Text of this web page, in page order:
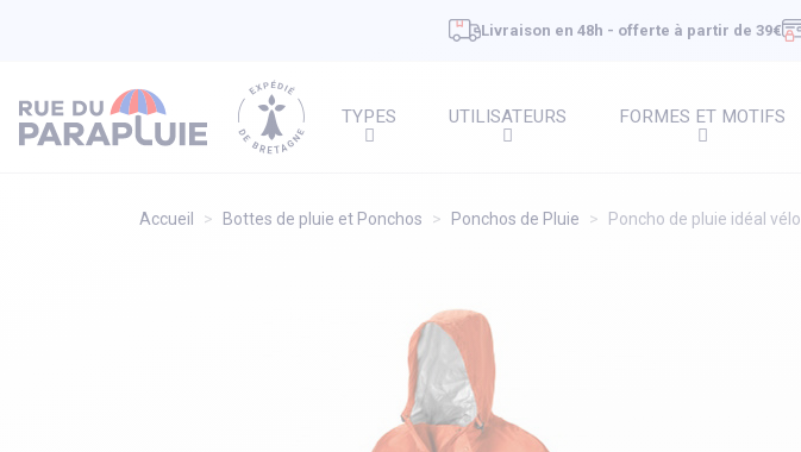
Livraison en 48h - offerte à partir de 39€
TYPES UTILISATEURS FORMES ET MOTIFS
Accueil Bottes de pluie et Ponchos Ponchos de Pluie Poncho de pluie idéal vélo